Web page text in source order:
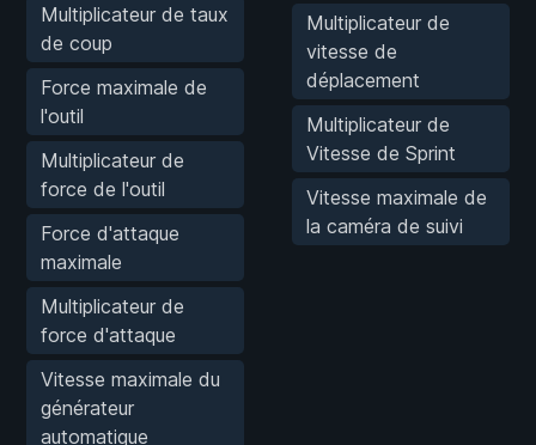
Multiplicateur de taux
de coup
Force maximale de
l'outil
Multiplicateur de
force de l'outil
Force d'attaque
maximale
Multiplicateur de
force d'attaque
Vitesse maximale du
générateur
automatique
Multiplicateur de
vitesse de
déplacement
Multiplicateur de
Vitesse de Sprint
Vitesse maximale de
la caméra de suivi